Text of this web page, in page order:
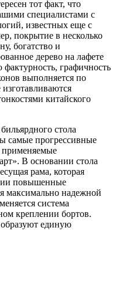
тот факт, что
специалистами с
известных еще с
покрытие в несколько
богатство и
дерево на лафете
графичность
выполняется по
китайского
стола
самые прогрессивные
применяемые
В основании стола
рама, которая
повышенные
максимально надежной
система
креплении бортов.
единую